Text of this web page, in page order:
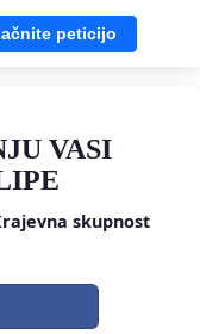
peticijo
VASI
skupnost